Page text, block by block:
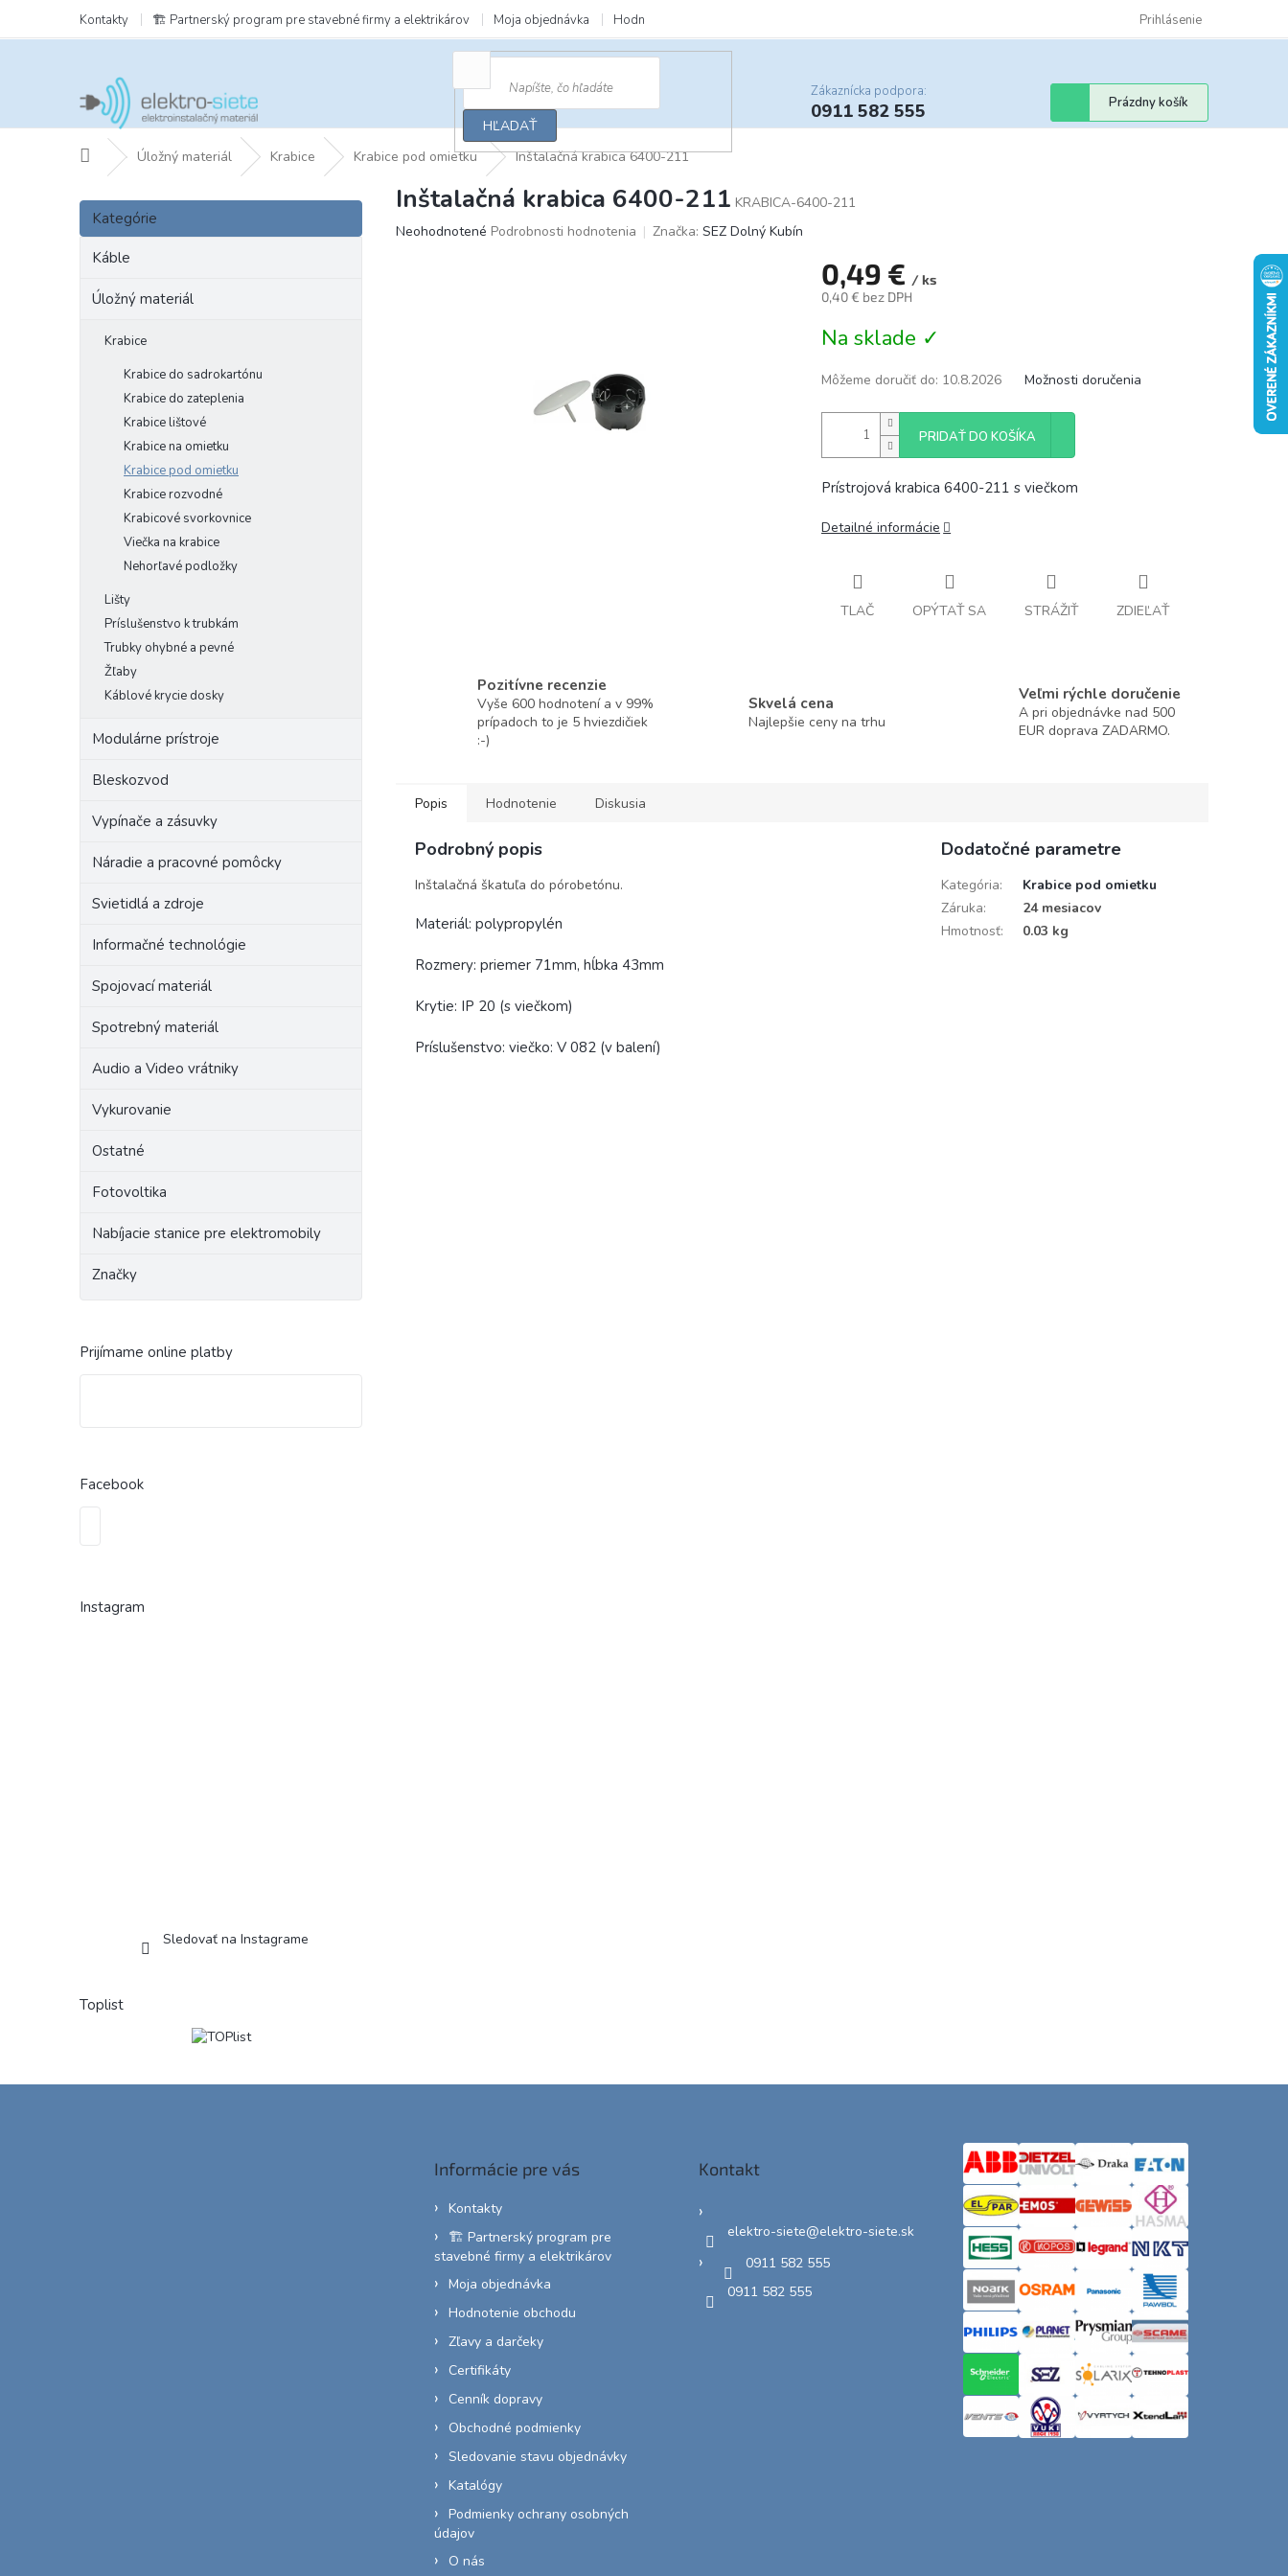
obsah
Kontakty 🏗️ Partnerský program pre stavebné firmy a elektrikárov Moja objednávka Hodnotenie obchodu Obchodné podmienky
Prihlásenie
HĽADAŤ
Zákaznícka podpora:
0911 582 555
Nákupný
košík
Prázdny košík
DomovÚložný materiál Krabice Krabice pod omietku Inštalačná krabica 6400-211
B
č
Preskočiť
kategórie
Kategórie
Káble
Úložný materiál
Krabice
Krabice do sadrokartónu
Krabice do zateplenia
Krabice lištové
Krabice na omietku
Krabice pod omietku
Krabice rozvodné
Krabicové svorkovnice
Viečka na krabice
Nehorľavé podložky
Lišty
Príslušenstvo k trubkám
Trubky ohybné a pevné
Žľaby
Káblové krycie dosky
Modulárne prístroje
Bleskozvod
Vypínače a zásuvky
Náradie a pracovné pomôcky
Svietidlá a zdroje
Informačné technológie
Spojovací materiál
Spotrebný materiál
Audio a Video vrátniky
Vykurovanie
Ostatné
Fotovoltika
Nabíjacie stanice pre elektromobily
Značky
Prijímame online platby
Facebook
Instagram
Sledovať na Instagrame
Toplist
Inštalačná krabica 6400-211 KRABICA-6400-211
Priemerné
Neohodnotené Podrobnosti hodnotenia Značka: SEZ Dolný Kubín
0,49 € / ks
0,40 € bez DPH
cena:
Na sklade ✓
Môžeme doručiť do: 10.8.2026 Možnosti doručenia
PRIDAŤ DO KOŠÍKA
Prístrojová krabica 6400-211 s viečkom
Detailné informácie
TLAČ OPÝTAŤ SA STRÁŽIŤ ZDIEĽAŤ
Pozitívne recenzie
Vyše 600 hodnotení a v 99%
prípadoch to je 5 hviezdičiek
:-)
Skvelá cena
Najlepšie ceny na trhu
Veľmi rýchle doručenie
A pri objednávke nad 500
EUR doprava ZADARMO.
Popis Hodnotenie Diskusia
Podrobný popis
Inštalačná škatuľa do pórobetónu.
Materiál: polypropylén
Rozmery: priemer 71mm, hĺbka 43mm
Krytie: IP 20 (s viečkom)
Príslušenstvo: viečko: V 082 (v balení)
Dodatočné parametre
Kategória:
Krabice pod omietku
Záruka:
24 mesiacov
Hmotnosť: 0.03 kg
Informácie pre vás
Kontakty
🏗️ Partnerský program pre
stavebné firmy a elektrikárov
Moja objednávka
Hodnotenie obchodu
Zľavy a darčeky
Certifikáty
Cenník dopravy
Obchodné podmienky
Sledovanie stavu objednávky
Katalógy
Podmienky ochrany osobných
údajov
O nás
Kontakt
elektro-siete@elektro-siete.sk
0911 582 555
0911 582 555